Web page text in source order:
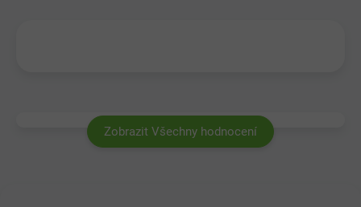
Zobrazit Všechny hodnocení